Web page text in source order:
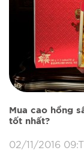
Mua cao hồng
tốt nhất?
02/11/2016